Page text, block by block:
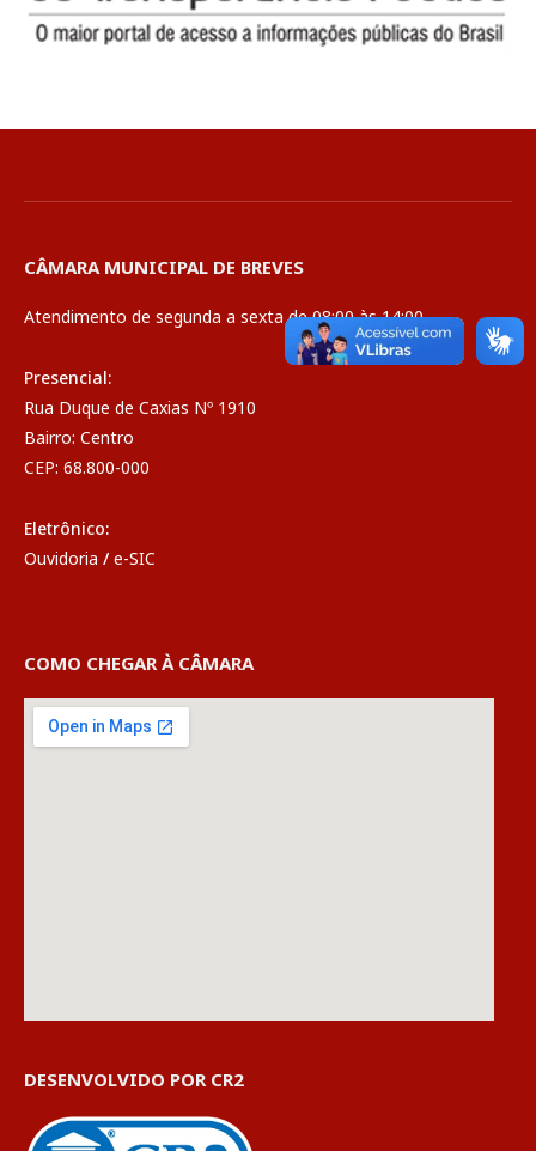
CÂMARA MUNICIPAL DE BREVES
Atendimento de segunda a sexta de 08:00 às 14:00
Presencial:
Rua Duque de Caxias Nº 1910
Bairro: Centro
CEP: 68.800-000
Eletrônico:
Ouvidoria / e-SIC
COMO CHEGAR À CÂMARA
DESENVOLVIDO POR CR2